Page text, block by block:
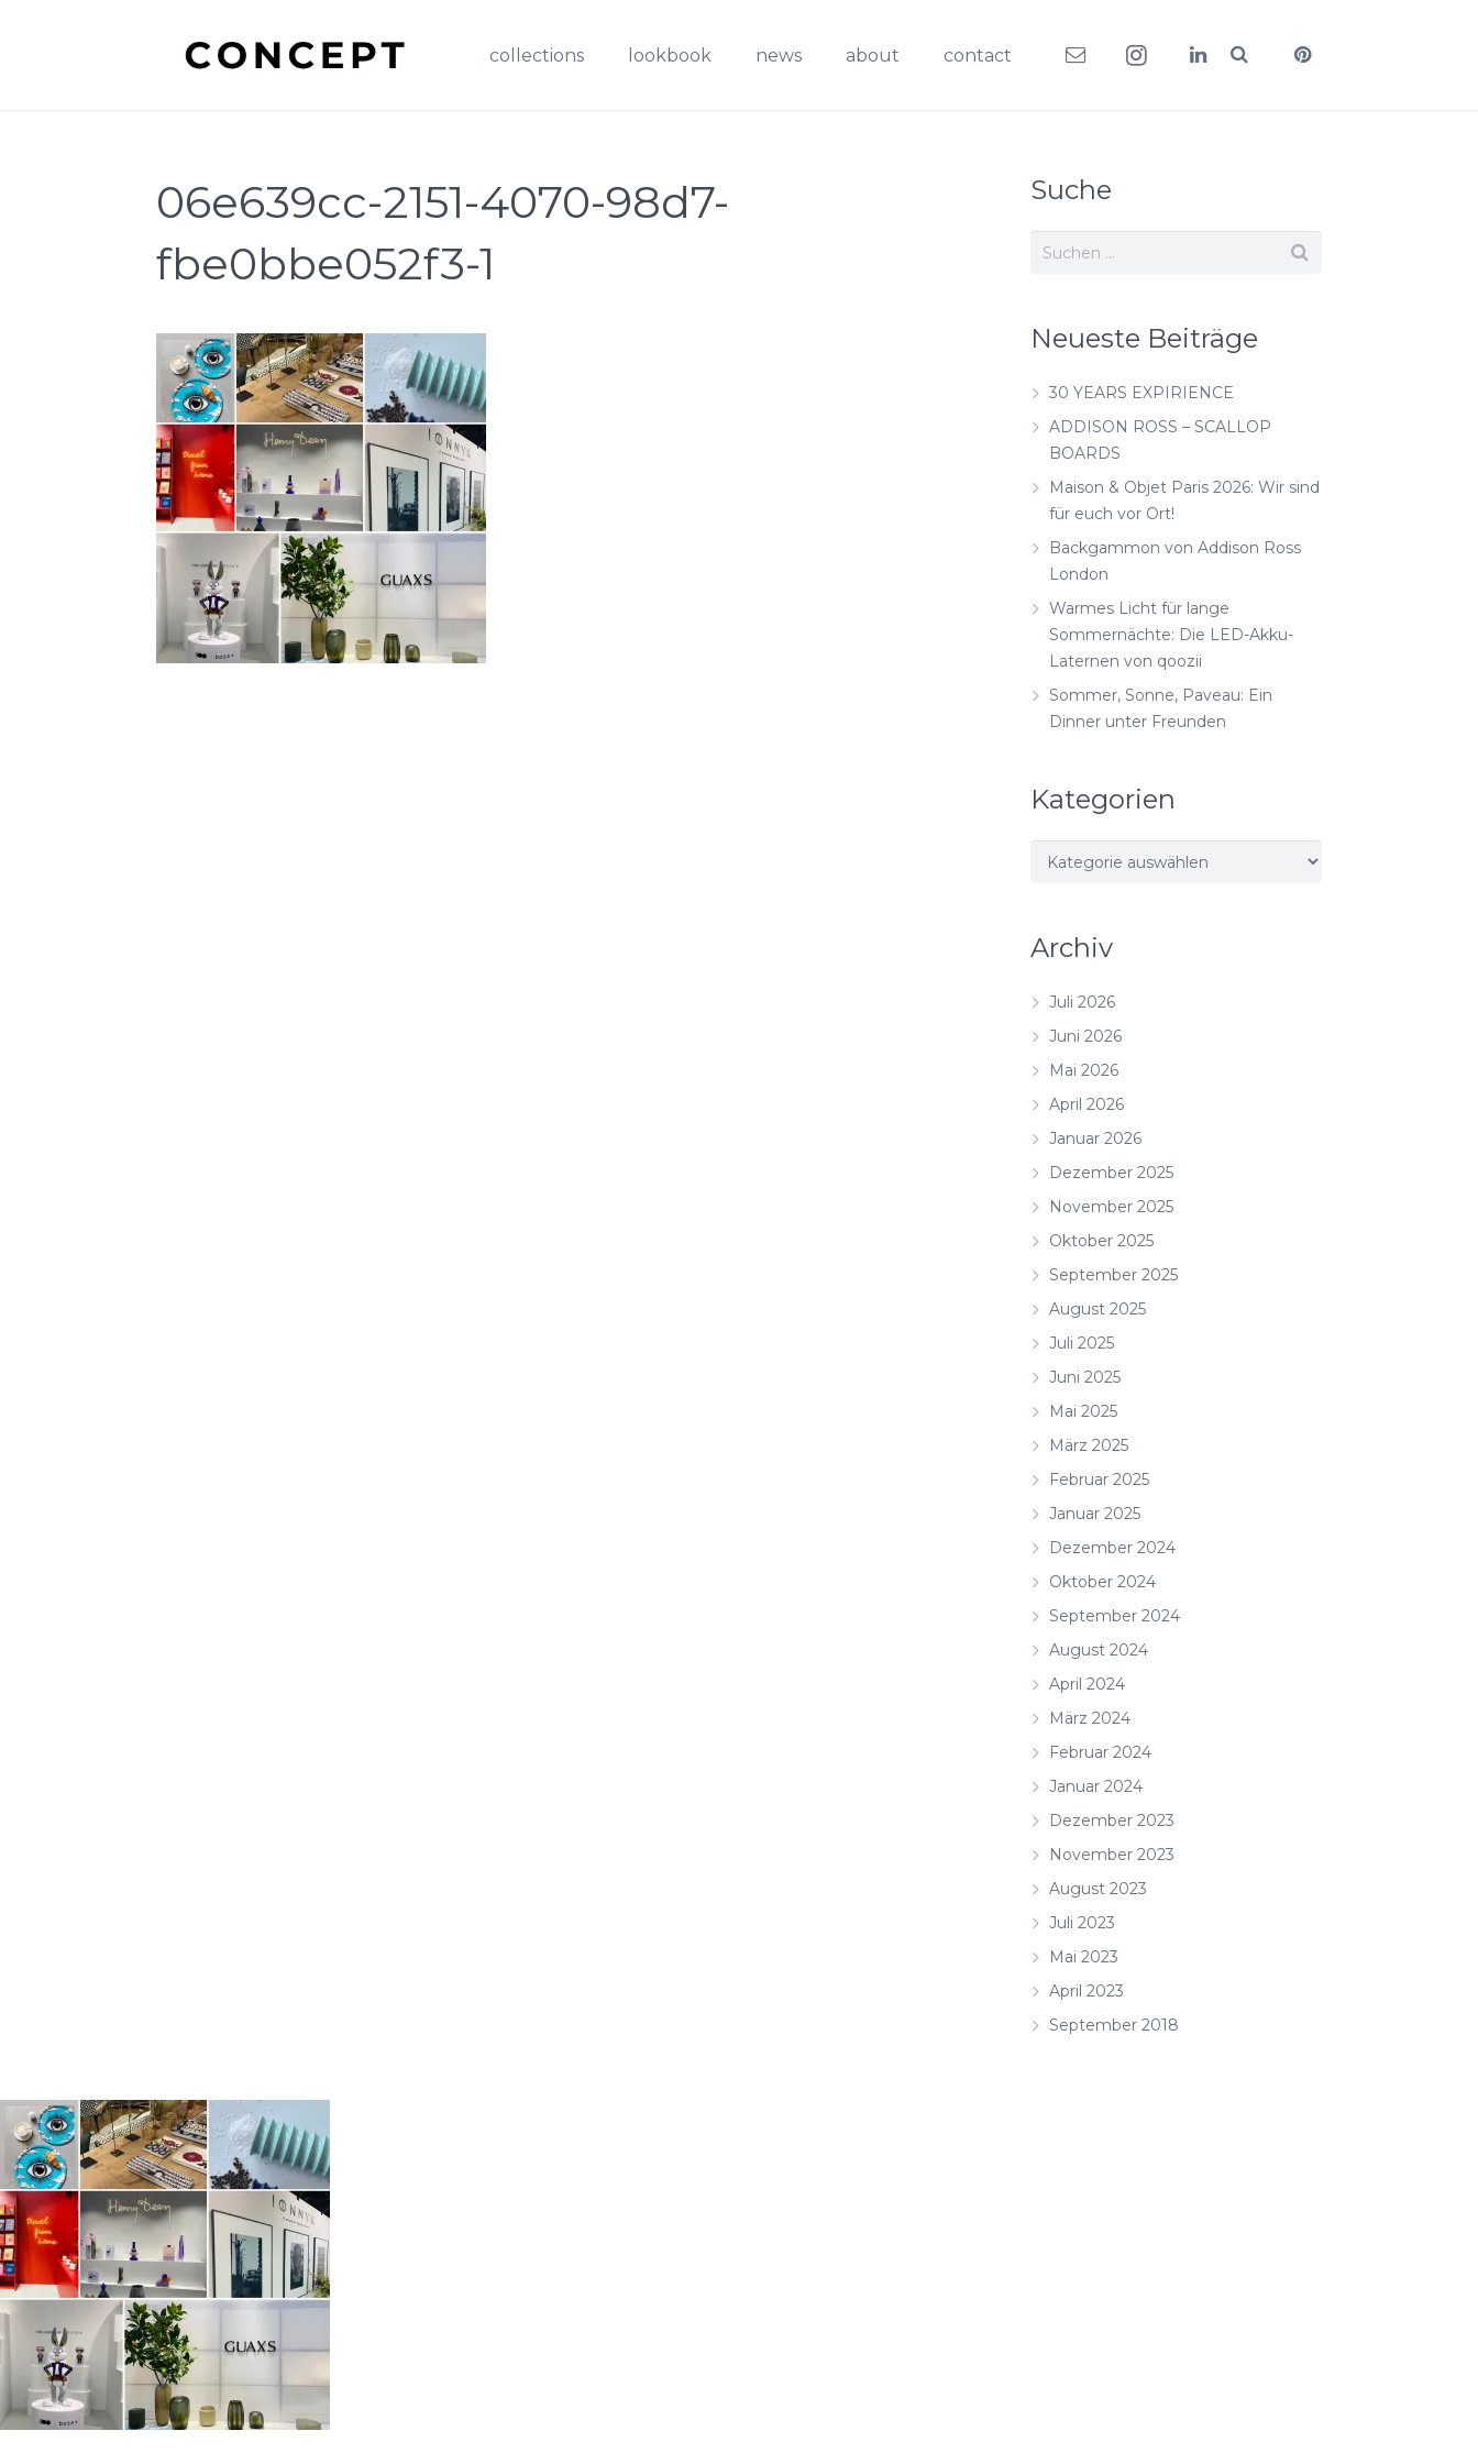
collections lookbook news about contact
06e639cc-2151-4070-98d7-
fbe0bbe052f3-1
Suche
Neueste Beiträge
30 YEARS EXPIRIENCE
ADDISON ROSS – SCALLOP
BOARDS
Maison & Objet Paris 2026: Wir sind
für euch vor Ort!
Backgammon von Addison Ross
London
Warmes Licht für lange
Sommernächte: Die LED-Akku-
Laternen von qoozii
Sommer, Sonne, Paveau: Ein
Dinner unter Freunden
Kategorien
Kategorien
Archiv
Juli 2026
Juni 2026
Mai 2026
April 2026
Januar 2026
Dezember 2025
November 2025
Oktober 2025
September 2025
August 2025
Juli 2025
Juni 2025
Mai 2025
März 2025
Februar 2025
Januar 2025
Dezember 2024
Oktober 2024
September 2024
August 2024
April 2024
März 2024
Februar 2024
Januar 2024
Dezember 2023
November 2023
August 2023
Juli 2023
Mai 2023
April 2023
September 2018